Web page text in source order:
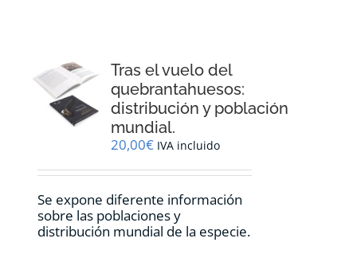
CONTACTO
CARRITO
Tras el vuelo del
quebrantahuesos:
distribución y población
mundial.
20,00€ IVA incluido
Se expone diferente información
sobre las poblaciones y
distribución mundial de la especie.